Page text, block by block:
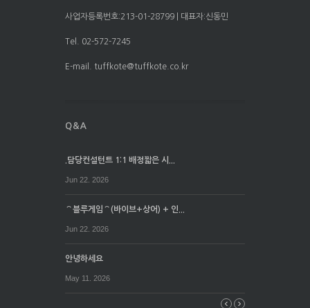
사업자등록번호:213-01-28799 | 대표자:신동민
Tel. 02-572-7245
E-mail. tuffkote@tuffkote.co.kr
.담당컨설턴트 1:1 배정짧은 시...
Jun 22. 2026
⌒블루게임⌒(바이브+상어) + 인...
Jun 22. 2026
안녕하세요
May 11. 2026